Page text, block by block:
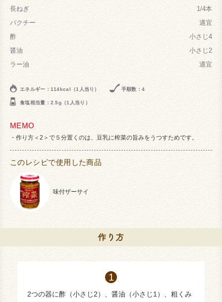
長ねぎ
1/4本
パクチー
適宜
酢
小さじ4
醤油
小さじ2
ラー油
適宜
エネルギー：114kcal（1人当り） 手順数：4
食塩相当量：2.5g（1人当り）
MEMO
作り方＜2＞で５分置くのは、豆乳に榨菜の旨みをうつすためです。
このレシピで使用した商品
味付ザーサイ
2つの器に酢（小さじ2）、醤油（小さじ1）、粗くみ